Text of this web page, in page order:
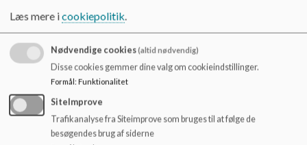
pædagogerne har indflydelse på egen hverdag. Vi har et
godt samarbejde med forældrene og møder alle familier,
uanset baggrund, med rummelighed og anerkendelse.
Vores hus repræsenterer omkring 20 forskellige
nationaliteter fra Norden, Europa og resten af verden. I det
pædagogiske arbejde har vi et særligt fokus på sprog og
sprogstimulering over hele dagen. Dette er en integreret
Læs mere icookiepolitik.
Nødvendige cookies(altid nødvendig)
Disse cookies gemmer dine valg om cookieindstillinger.
Formål: Funktionalitet
SiteImprove
Trafikanalyse fra Siteimprove som bruges til at følge de
besøgendes brug af siderne